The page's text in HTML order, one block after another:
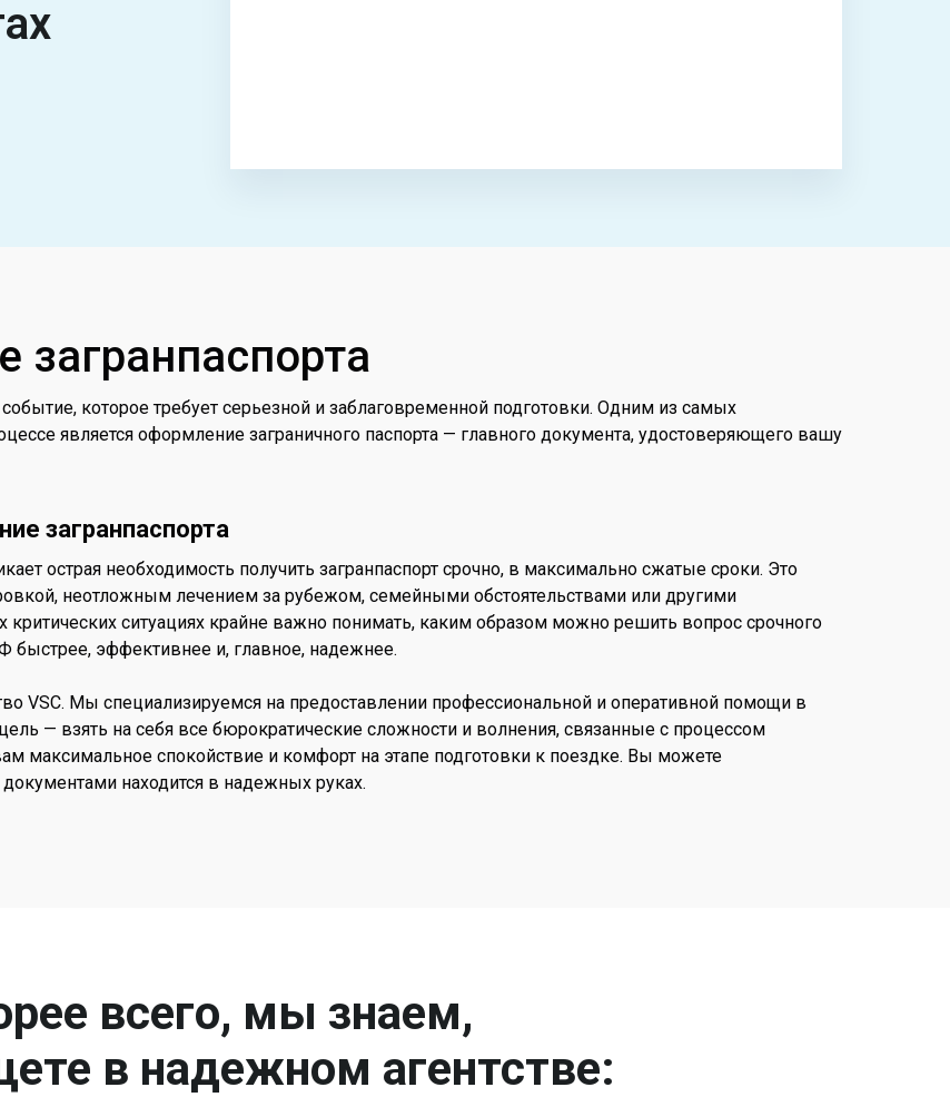
которое требует серьезной и заблаговременной подготовки. Одним из самых
является оформление заграничного паспорта — главного документа, удостоверяющего вашу
загранпаспорта
острая необходимость получить загранпаспорт срочно, в максимально сжатые сроки. Это
неотложным лечением за рубежом, семейными обстоятельствами или другими
ситуациях крайне важно понимать, каким образом можно решить вопрос срочного
быстрее, эффективнее и, главное, надежнее.
VSC. Мы специализируемся на предоставлении профессиональной и оперативной помощи в
— взять на себя все бюрократические сложности и волнения, связанные с процессом
максимальное спокойствие и комфорт на этапе подготовки к поездке. Вы можете
документами находится в надежных руках.
всего, мы знаем,
в надежном агентстве: